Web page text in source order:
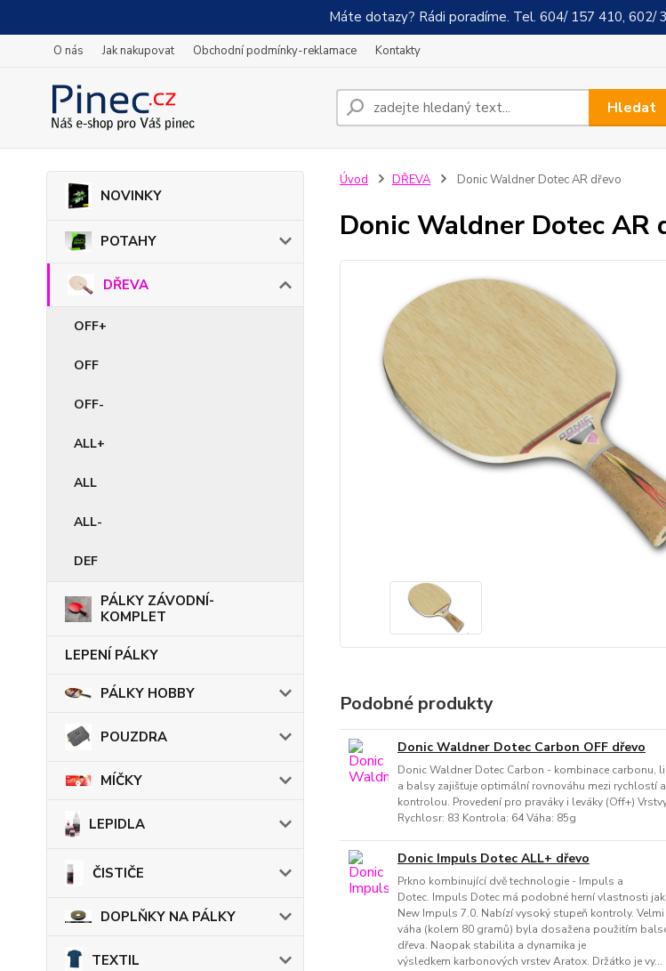
Máte dotazy? Rádi poradíme. Tel. 604/ 157 410, 602/
O nás Jak nakupovat Obchodní podmínky-reklamace Kontakty
Hledat
NOVINKY
POTAHY
DŘEVA
OFF+
OFF
OFF-
ALL+
ALL
ALL-
DEF
PÁLKY ZÁVODNÍ-
KOMPLET
LEPENÍ PÁLKY
PÁLKY HOBBY
POUZDRA
MÍČKY
LEPIDLA
ČISTIČE
DOPLŇKY NA PÁLKY
TEXTIL
Úvod DŘEVA Donic Waldner Dotec AR dřevo
Donic Waldner Dotec AR
Podobné produkty
Donic Waldner Dotec Carbon OFF dřevo
Donic Waldner Dotec Carbon - kombinace carbonu,
a balsy zajišťuje optimální rovnováhu mezi rychlostí a
kontrolou. Provedení pro praváky i leváky (Off+)
Rychlosr: 83 Kontrola: 64 Váha: 85g
Donic Impuls Dotec ALL+ dřevo
Prkno kombinující dvě technologie - Impuls a
Dotec. Impuls Dotec má podobné herní vlastnosti
New Impuls 7.0. Nabízí vysoký stupeň kontroly. Velmi
váha (kolem 80 gramů) byla dosažena použitím
dřeva. Naopak stabilita a dynamika je
výsledkem karbonových vrstev Aratox. Držátko je vy...